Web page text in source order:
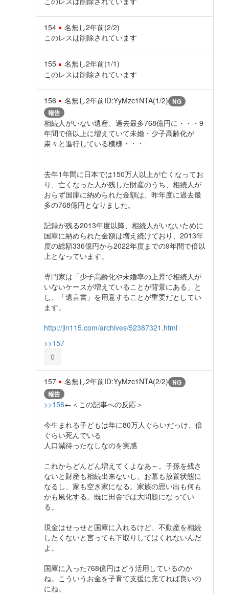
154 名無し2年前(2/2)
このレスは削除されています
155 名無し2年前(1/1)
このレスは削除されています
156 名無し2年前ID:YyMzc1NTA(1/2) NG
報告
相続人がいない遺産、過去最多768億円に・・・9
年間で倍以上に増えていて未婚・少子高齢化が
粛々と進行している模様・・・
去年1年間に日本では150万人以上が亡くなってお
り、亡くなった人が残した財産のうち、相続人が
おらず国庫に納められた金額は、昨年度に過去最
多の768億円となりました。
記録が残る2013年度以降、相続人がいないために
国庫に納められた金額は増え続けており、2013年
度の総額336億円から2022年度までの9年間で倍以
上となっています。
専門家は「少子高齢化や未婚率の上昇で相続人が
いないケースが増えていることが背景にある」と
し、「遺言書」を用意することが重要だとしてい
ます。
http://jin115.com/archives/52387321.html
>>157
0
157 名無し2年前ID:YyMzc1NTA(2/2) NG
報告
>>156←＜この記事への反応＞
今生まれる子どもは年に80万人ぐらいだっけ、倍
ぐらい死んでいる
人口減待ったなしなのを実感
これからどんどん増えてくよなあ～。子孫を残さ
ないと財産も相続出来ないし、お墓も放置状態に
なるし、家も空き家になる。家族の思い出も何も
かも風化する。既に田舎では大問題になってい
る。
現金はせっせと国庫に入れるけど、不動産を相続
したくないと言っても下取りしてはくれないんだ
よ。
国庫に入った768億円はどう活用しているのか
ね。こういうお金を子育て支援に充てれば良いの
にね。